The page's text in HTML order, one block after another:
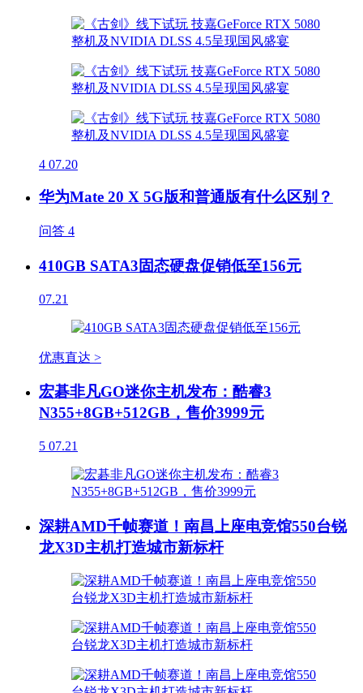
4 07.20
华为Mate 20 X 5G版和普通版有什么区别？
问答 4
410GB SATA3固态硬盘促销低至156元
07.21
优惠直达 >
宏碁非凡GO迷你主机发布：酷睿3
N355+8GB+512GB，售价3999元
5 07.21
深耕AMD千帧赛道！南昌上座电竞馆550台锐
龙X3D主机打造城市新标杆